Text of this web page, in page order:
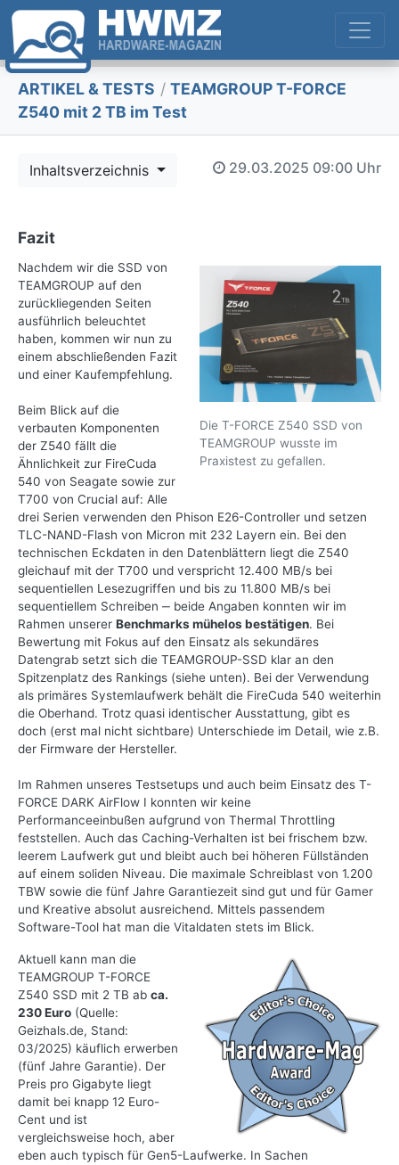
ARTIKEL & TESTS / TEAMGROUP T-FORCE
Z540 mit 2 TB im Test
Inhaltsverzeichnis 29.03.2025 09:00 Uhr
Fazit
Die T-FORCE Z540 SSD von
TEAMGROUP wusste im
Praxistest zu gefallen.
Nachdem wir die SSD von
TEAMGROUP auf den
zurückliegenden Seiten
ausführlich beleuchtet
haben, kommen wir nun zu
einem abschließenden Fazit
und einer Kaufempfehlung.
Beim Blick auf die
verbauten Komponenten
der Z540 fällt die
Ähnlichkeit zur FireCuda
540 von Seagate sowie zur
T700 von Crucial auf: Alle
drei Serien verwenden den Phison E26-Controller und setzen
TLC-NAND-Flash von Micron mit 232 Layern ein. Bei den
technischen Eckdaten in den Datenblättern liegt die Z540
gleichauf mit der T700 und verspricht 12.400 MB/s bei
sequentiellen Lesezugriffen und bis zu 11.800 MB/s bei
sequentiellem Schreiben ‒ beide Angaben konnten wir im
Rahmen unserer Benchmarks mühelos bestätigen. Bei
Bewertung mit Fokus auf den Einsatz als sekundäres
Datengrab setzt sich die TEAMGROUP-SSD klar an den
Spitzenplatz des Rankings (siehe unten). Bei der Verwendung
als primäres Systemlaufwerk behält die FireCuda 540 weiterhin
die Oberhand. Trotz quasi identischer Ausstattung, gibt es
doch (erst mal nicht sichtbare) Unterschiede im Detail, wie z.B.
der Firmware der Hersteller.
Im Rahmen unseres Testsetups und auch beim Einsatz des T-
FORCE DARK AirFlow I konnten wir keine
Performanceeinbußen aufgrund von Thermal Throttling
feststellen. Auch das Caching-Verhalten ist bei frischem bzw.
leerem Laufwerk gut und bleibt auch bei höheren Füllständen
auf einem soliden Niveau. Die maximale Schreiblast von 1.200
TBW sowie die fünf Jahre Garantiezeit sind gut und für Gamer
und Kreative absolut ausreichend. Mittels passendem
Software-Tool hat man die Vitaldaten stets im Blick.
Aktuell kann man die
TEAMGROUP T-FORCE
Z540 SSD mit 2 TB ab ca.
230 Euro (Quelle:
Geizhals.de, Stand:
03/2025) käuflich erwerben
(fünf Jahre Garantie). Der
Preis pro Gigabyte liegt
damit bei knapp 12 Euro-
Cent und ist
vergleichsweise hoch, aber
eben auch typisch für Gen5-Laufwerke. In Sachen